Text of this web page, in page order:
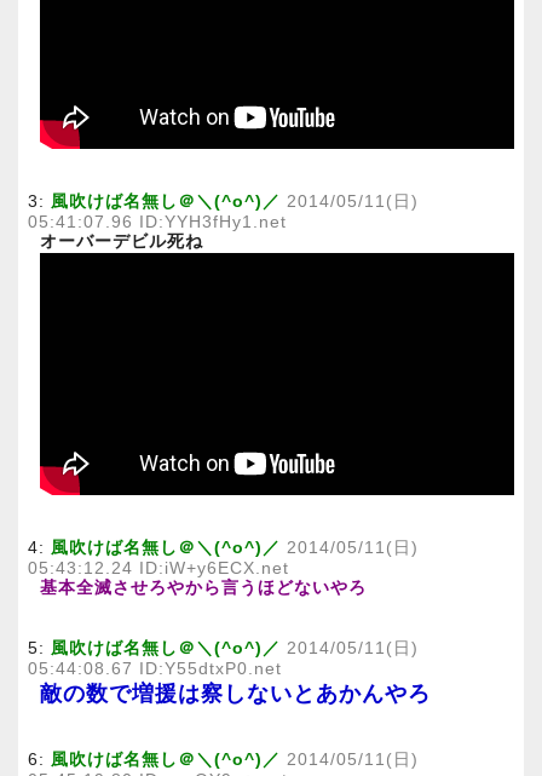
3: 風吹けば名無し＠＼(^o^)／ 2014/05/11(日)
05:41:07.96 ID:YYH3fHy1.net
オーバーデビル死ね
4: 風吹けば名無し＠＼(^o^)／ 2014/05/11(日)
05:43:12.24 ID:iW+y6ECX.net
基本全滅させろやから言うほどないやろ
5: 風吹けば名無し＠＼(^o^)／ 2014/05/11(日)
05:44:08.67 ID:Y55dtxP0.net
敵の数で増援は察しないとあかんやろ
6: 風吹けば名無し＠＼(^o^)／ 2014/05/11(日)